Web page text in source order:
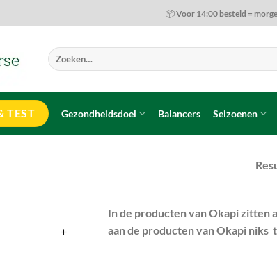
📦 Voor 14:00 besteld =
Zoeken
naar:
TEST Gezondheidsdoel Balancers Seizoenen
In de producten van Okapi zitten
aan de producten van Okapi niks